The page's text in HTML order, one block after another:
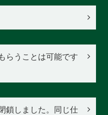
らうことは可能です
鎖しました。同じ仕